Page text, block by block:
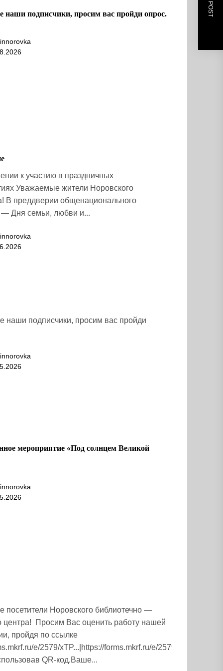
наши подписчики, просим вас пройди опрос.
к участию в праздничных
Уважаемые жители Норовского
В преддверии общенационального
— Дня семьи, любви и...
наши подписчики, просим вас пройди
мероприятие «Под солнцем Великой
посетители Норовского библиотечно —
центра! Просим Вас оценить работу нашей
пройдя по ссылке
e/2579/xTP...|https://forms.mkrf.ru/e/2579/xTPLeBU7/?
QR-код.Ваше...